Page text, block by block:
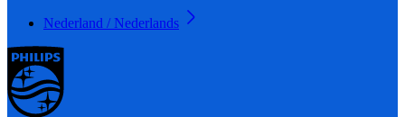
Nederland / Nederlands